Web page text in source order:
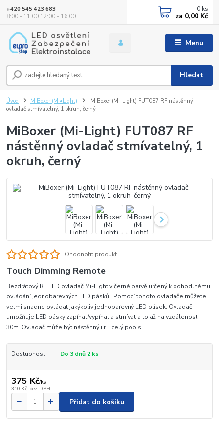
Menu
Hledat
+420 545 423 683
8:00 - 11:00 12:00 - 16:00
0 ks
za 0,00 Kč
Úvod MiBoxer (Mi•Light)
MiBoxer (Mi-Light) FUT087 RF nástěnný
ovladač stmívatelný, 1 okruh, černý
MiBoxer (Mi-Light) FUT087 RF
nástěnný ovladač stmívatelný, 1
okruh, černý
Ohodnotit produkt
Touch Dimming Remote
Bezdrátový RF LED ovladač Mi-Light v černé barvě určený k pohodlnému
ovládání jednobarevných LED pásků. Pomocí tohoto ovladače můžete
velmi snadno ovládat jakýkoliv jednobarevný LED pásek. Ovladač
umožňuje LED pásky zapínat/vypínat a stmívat a to až na vzdálenost
30m. Ovladač může být nástěnný i r... celý popis
Dostupnost Do 3 dnů 2 ks
375 Kč/ks
310 Kč bez DPH
Přidat do košíku